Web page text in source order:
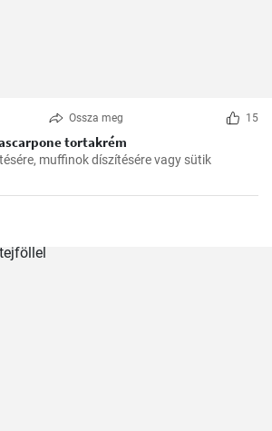
Ossza meg 15
tortakrém
muffinok díszítésére vagy sütik